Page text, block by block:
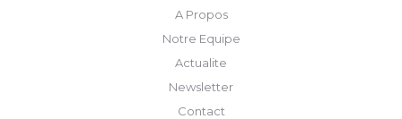
A Propos
Notre Equipe
Actualite
Newsletter
Contact